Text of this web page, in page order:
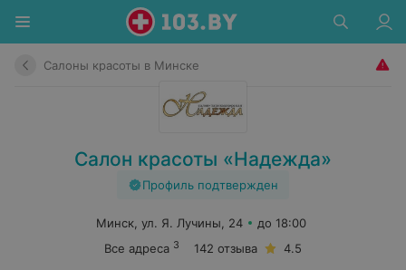
Салоны красоты в Минске
Салон красоты «Надежда»
Профиль подтвержден
Минск, ул. Я. Лучины, 24
до 18:00
Все адреса 3 142 отзыва 4.5